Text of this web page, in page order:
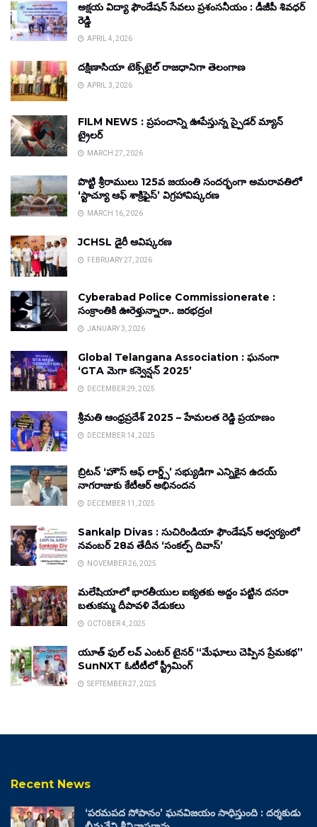
అక్షయ విద్యా ఫౌండేషన్ సేవలు ప్రశంసనీయం : డీజీపీ శివధర్
రెడ్డి
APRIL 4, 2026
దక్షిణాసియా టెక్స్‌టైల్ రాజధానిగా తెలంగాణ
APRIL 3, 2026
FILM NEWS : ప్రపంచాన్ని ఊపేస్తున్న స్పైడర్ మ్యాన్
ట్రైలర్
MARCH 27, 2026
పొట్టి శ్రీరాములు 125వ జయంతి సందర్భంగా అమరావతిలో
‘స్టాచ్యూ ఆఫ్ శాక్రిఫైస్’ విగ్రహావిష్కరణ
MARCH 16, 2026
JCHSL డైరీ ఆవిష్కరణ
FEBRUARY 27, 2026
Cyberabad Police Commissionerate :
సంక్రాంతికి ఊరెళ్తున్నారా.. జరభద్రం!
JANUARY 3, 2026
Global Telangana Association : ఘనంగా
‘GTA మెగా కన్వెన్షన్ 2025’
DECEMBER 29, 2025
శ్రీమతి ఆంధ్రప్రదేశ్ 2025 – హేమలత రెడ్డి ప్రయాణం
DECEMBER 14, 2025
బ్రిటన్ ‘హౌస్ ఆఫ్ లార్డ్స్’ సభ్యుడిగా ఎన్నికైన ఉదయ్
నాగరాజుకు కేటీఆర్ అభినందన
DECEMBER 11, 2025
Sankalp Divas : సుచిరిండియా ఫౌండేషన్ ఆధ్వర్యంలో
నవంబర్ 28వ తేదీన ‘సంకల్ప్ దివాస్’
NOVEMBER 26, 2025
మలేషియాలో భారతీయుల ఐక్యతకు అద్దం పట్టిన దసరా
బతుకమ్మ దీపావళి వేడుకలు
OCTOBER 4, 2025
యూత్ ఫుల్ లవ్ ఎంటర్ టైనర్ “మేఘాలు చెప్పిన ప్రేమకథ”
SunNXT ఓటీటీలో స్ట్రీమింగ్
SEPTEMBER 27, 2025
Recent News
‘పరమపద సోపానం’ ఘనవిజయం సాధిస్తుంది : దర్శకుడు